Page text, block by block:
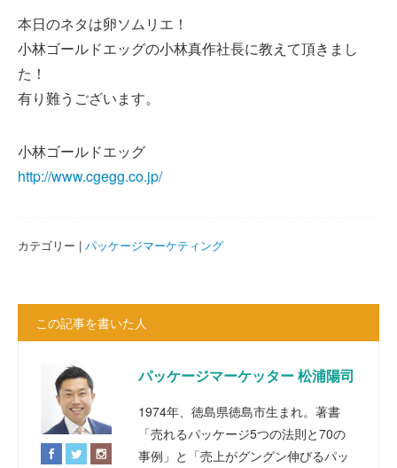
本日のネタは卵ソムリエ！
小林ゴールドエッグの小林真作社長に教えて頂きまし
た！
有り難うございます。
小林ゴールドエッグ
http://www.cgegg.co.jp/
カテゴリー | パッケージマーケティング
この記事を書いた人
パッケージマーケッター 松浦陽司
1974年、徳島県徳島市生まれ。著書
「売れるパッケージ5つの法則と70の
事例」と「売上がグングン伸びるパッ